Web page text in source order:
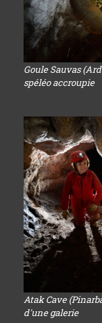
Goule Sauvas
spéléo accroupie
Atak Cave
d'une galerie